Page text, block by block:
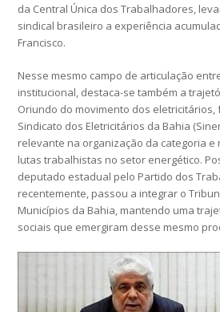
da Central Única dos Trabalhadores,
sindical brasileiro a experiência
Francisco.
Nesse mesmo campo de articulação
institucional, destaca-se também a
Oriundo do movimento dos
Sindicato dos Eletricitários da Bahia
relevante na organização da categoria
lutas trabalhistas no setor energético.
deputado estadual pelo Partido dos
recentemente, passou a integrar o
Municípios da Bahia, mantendo uma
sociais que emergiram desse mesmo